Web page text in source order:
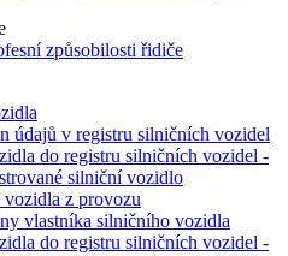
způsobilosti řidiče
údajů v registru silničních vozidel
do registru silničních vozidel -
silniční vozidlo
z provozu
vlastníka silničního vozidla
do registru silničních vozidel -